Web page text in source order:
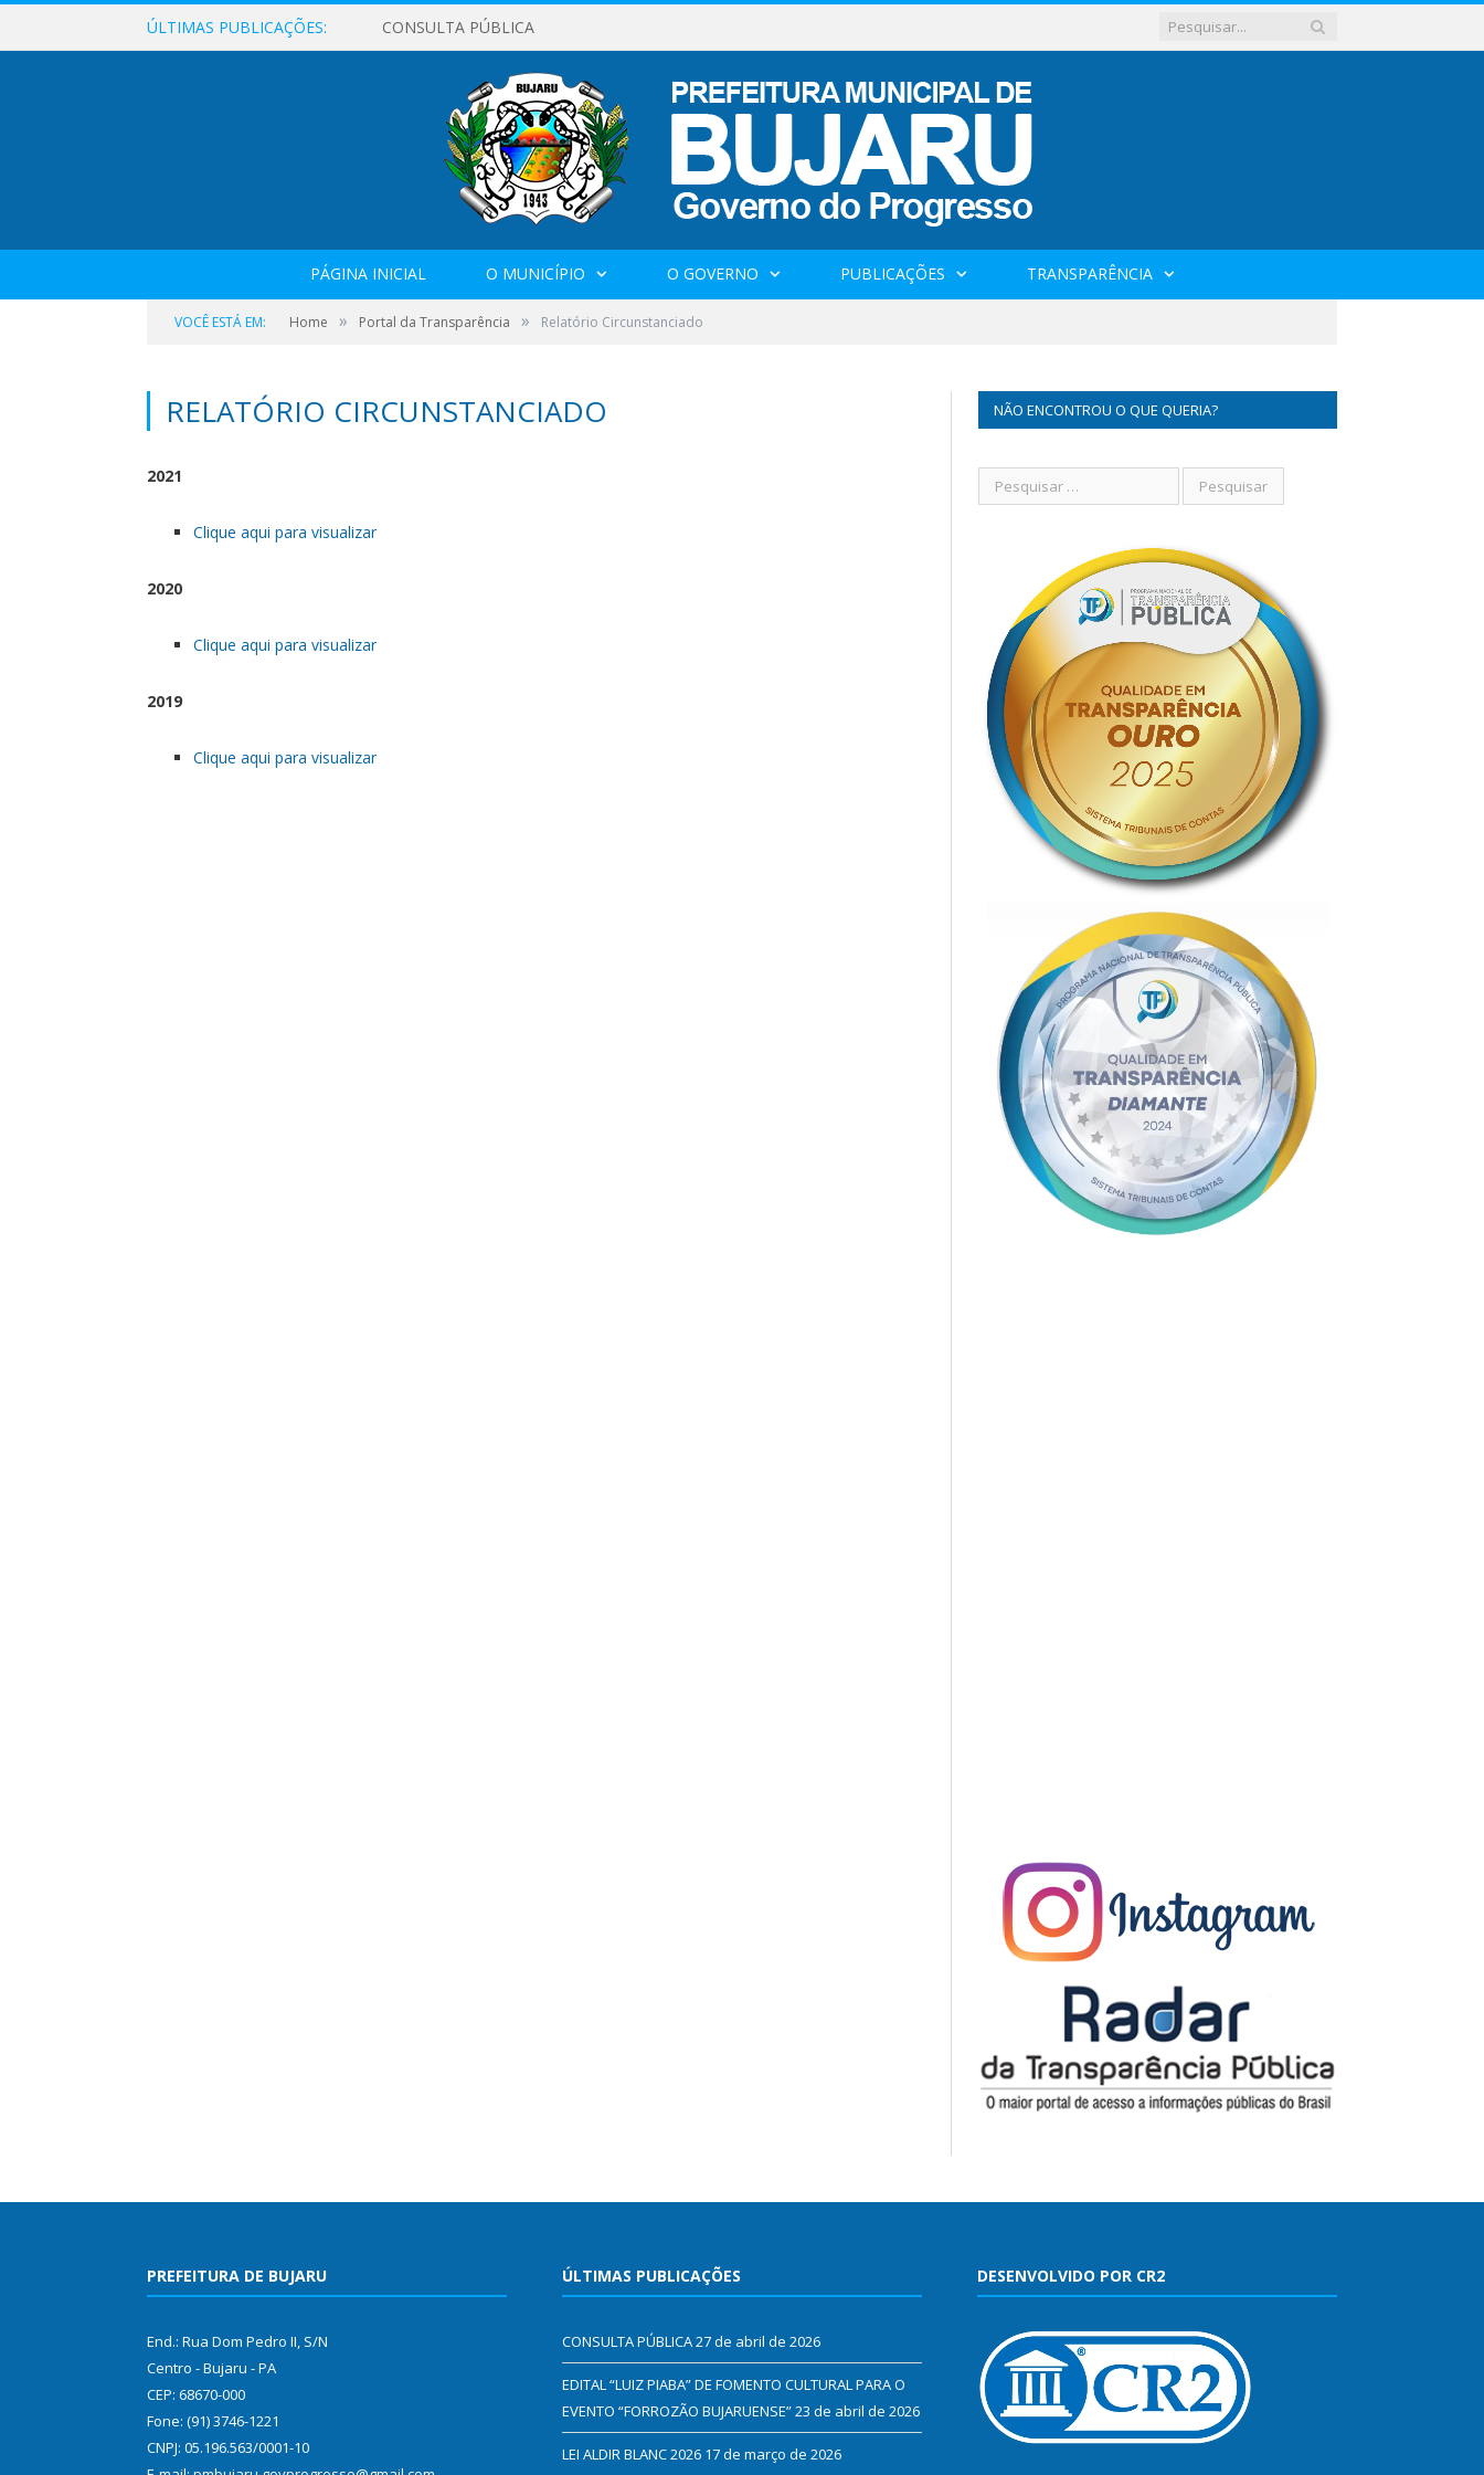
ÚLTIMAS PUBLICAÇÕES: CONSULTA PÚBLICA
PÁGINA INICIAL O MUNICÍPIO O GOVERNO PUBLICAÇÕES TRANSPARÊNCIA
VOCÊ ESTÁ EM: Home » Portal da Transparência » Relatório Circunstanciado
RELATÓRIO CIRCUNSTANCIADO
2021
Clique aqui para visualizar
2020
Clique aqui para visualizar
2019
Clique aqui para visualizar
NÃO ENCONTROU O QUE QUERIA?
PREFEITURA DE BUJARU
End.: Rua Dom Pedro II, S/N
Centro - Bujaru - PA
CEP: 68670-000
Fone: (91) 3746-1221
CNPJ: 05.196.563/0001-10
ÚLTIMAS PUBLICAÇÕES
CONSULTA PÚBLICA27 de abril de 2026
EDITAL “LUIZ PIABA” DE FOMENTO CULTURAL PARA O
EVENTO “FORROZÃO BUJARUENSE”23 de abril de 2026
LEI ALDIR BLANC 2026 17 de março de 2026
DESENVOLVIDO POR CR2